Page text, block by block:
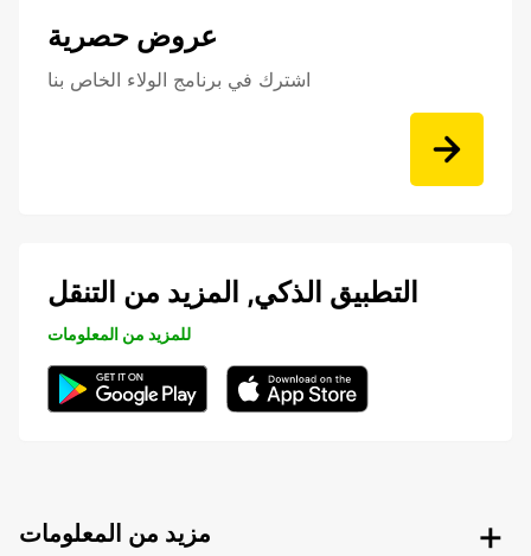
عروض حصرية
اشترك في برنامج الولاء الخاص بنا
التطبيق الذكي, المزيد من التنقل
للمزيد من المعلومات
مزيد من المعلومات